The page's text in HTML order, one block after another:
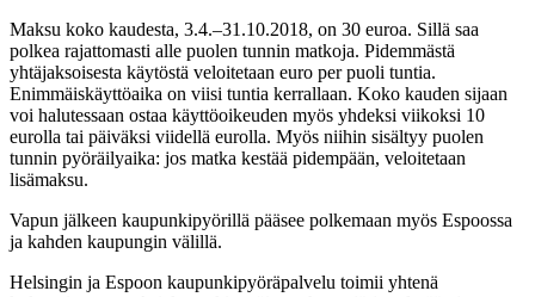
Maksu koko kaudesta, 3.4.–31.10.2018, on 30 euroa. Sillä saa
polkea rajattomasti alle puolen tunnin matkoja. Pidemmästä
yhtäjaksoisesta käytöstä veloitetaan euro per puoli tuntia.
Enimmäiskäyttöaika on viisi tuntia kerrallaan. Koko kauden sijaan
voi halutessaan ostaa käyttöoikeuden myös yhdeksi viikoksi 10
eurolla tai päiväksi viidellä eurolla. Myös niihin sisältyy puolen
tunnin pyöräilyaika: jos matka kestää pidempään, veloitetaan
lisämaksu.
Vapun jälkeen kaupunkipyörillä pääsee polkemaan myös Espoossa
ja kahden kaupungin välillä.
Helsingin ja Espoon kaupunkipyöräpalvelu toimii yhtenä